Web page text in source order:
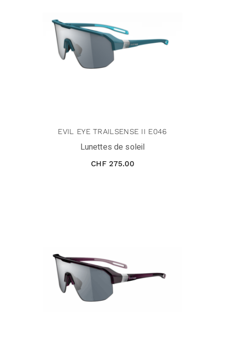
EVIL EYE TRAILSENSE II E046
Lunettes de soleil
CHF275.00